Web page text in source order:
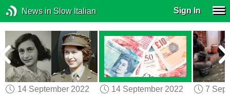
News in Slow Italian Sign In
14 September 2022
14 September 2022
7